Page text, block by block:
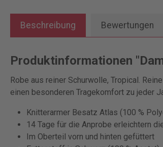
Beschreibung Bewertungen
Produktinformationen
Robe aus reiner Schurwolle, Tropical.
einen besonderen Tragekomfort zu jeder
Knitterarmer Besatz Atlas (100 %
14 Tage für die Anprobe erleichtern
Im Oberteil vorn und hinten gefüttert